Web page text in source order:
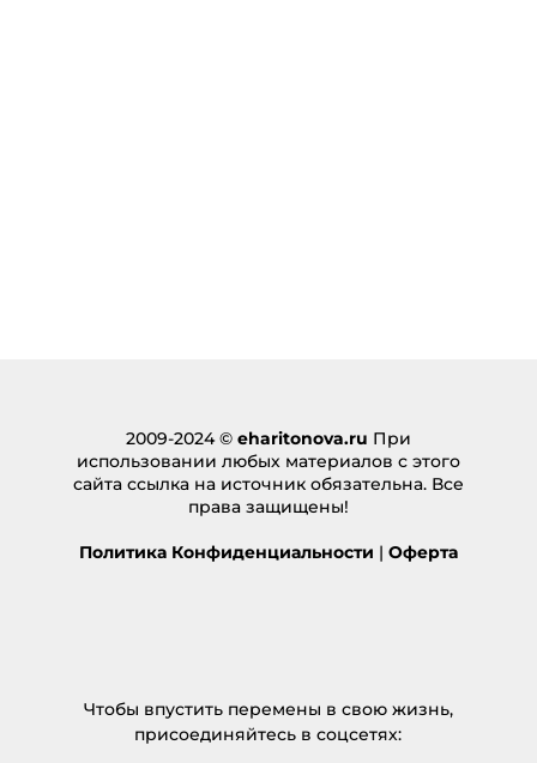
2009-2024 © eharitonova.ru При
использовании любых материалов с этого
сайта ссылка на источник обязательна. Все
права защищены!
Политика Конфиденциальности | Оферта
Чтобы впустить перемены в свою жизнь,
присоединяйтесь в соцсетях: